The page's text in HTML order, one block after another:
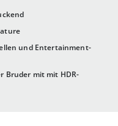
und Entertainment-
Bruder mit mit HDR-